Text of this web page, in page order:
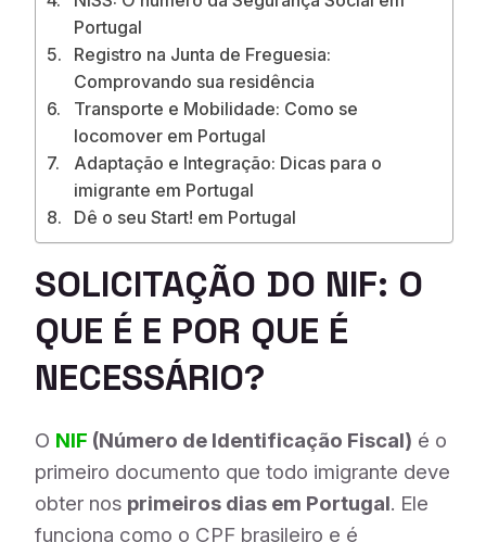
Portugal
Registro na Junta de Freguesia:
Comprovando sua residência
Transporte e Mobilidade: Como se
locomover em Portugal
Adaptação e Integração: Dicas para o
imigrante em Portugal
Dê o seu Start! em Portugal
SOLICITAÇÃO DO NIF: O
QUE É E POR QUE É
NECESSÁRIO?
O NIF (Número de Identificação Fiscal) é o
primeiro documento que todo imigrante deve
obter nos primeiros dias em Portugal. Ele
funciona como o CPF brasileiro e é